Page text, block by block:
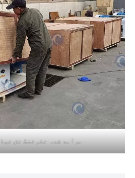
برآمد شدہ فلوٹنگ فش